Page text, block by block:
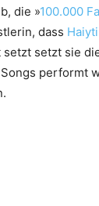
die »100.000
dass Haiyti
setzt setzt sie
performt